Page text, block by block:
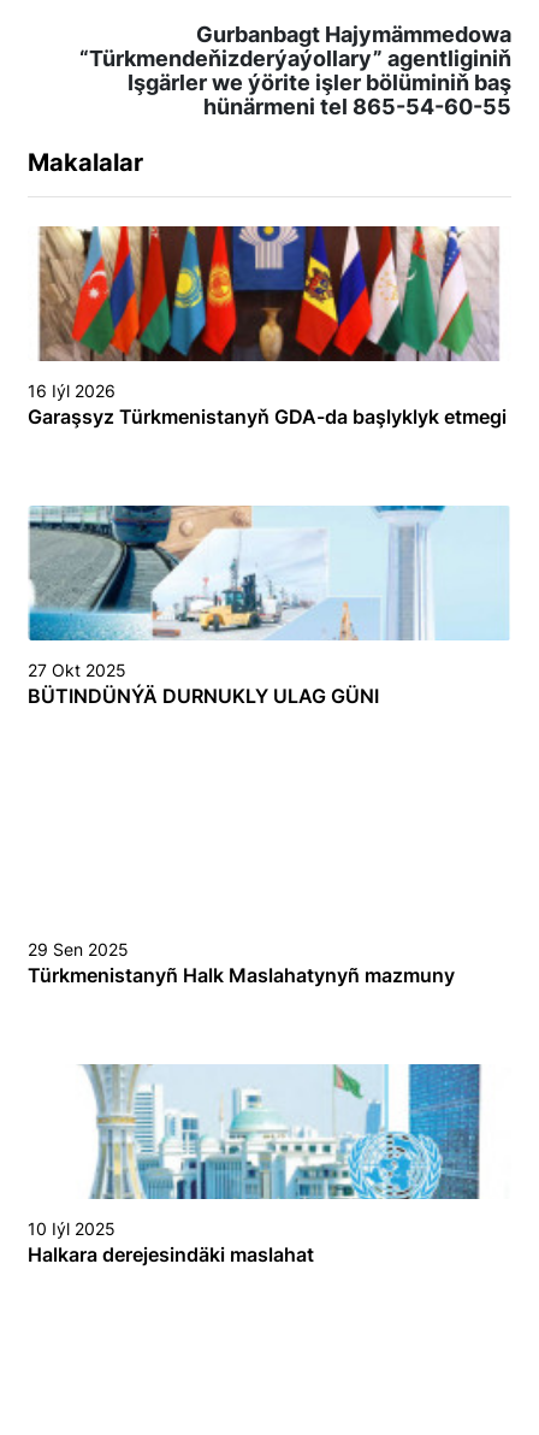
Gurbanbagt Hajymämmedowa
“Türkmendeňizderýaýollary” agentliginiň
Işgärler we ýörite işler bölüminiň baş
hünärmeni tel 865-54-60-55
Makalalar
16 Iýl 2026
Garaşsyz Türkmenistanyň GDA-da başlyklyk etmegi
27 Okt 2025
BÜTINDÜNÝÄ DURNUKLY ULAG GÜNI
29 Sen 2025
Türkmenistanyñ Halk Maslahatynyñ mazmuny
10 Iýl 2025
Halkara derejesindäki maslahat